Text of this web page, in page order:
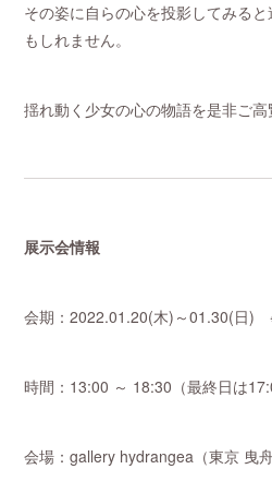
その姿に自らの心を投影してみる
もしれません。
揺れ動く少女の心の物語を是非ご高
展示会情報
会期：2022.01.20(木)～01.30(日)
時間：13:00 ～ 18:30（最終日は
会場：gallery hydrangea（東京